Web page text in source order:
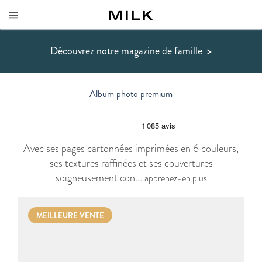
Découvrez notre magazine de famille >
Album photo premium
Avec ses pages cartonnées imprimées en 6 couleurs,
ses textures raffinées et ses couvertures
soigneusement con... apprenez-en plus
MEILLEURE VENTE